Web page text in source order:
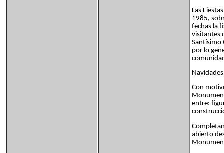
Las
1985,
fechas la
visitantes
Santísimo
por lo
Navidades
Con
entre:
abierto